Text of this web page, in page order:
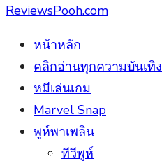
ReviewsPooh.com
หน้าหลัก
คลิกอ่านทุกความบันเทิง
หมีเล่นเกม
Marvel Snap
พูห์พาเพลิน
ทีวีพูห์